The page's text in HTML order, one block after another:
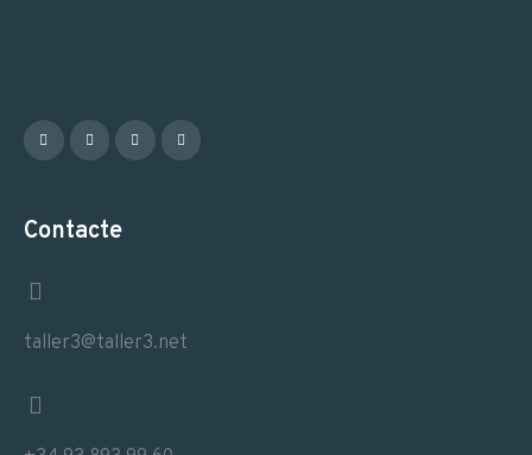
Contacte
taller3@taller3.net